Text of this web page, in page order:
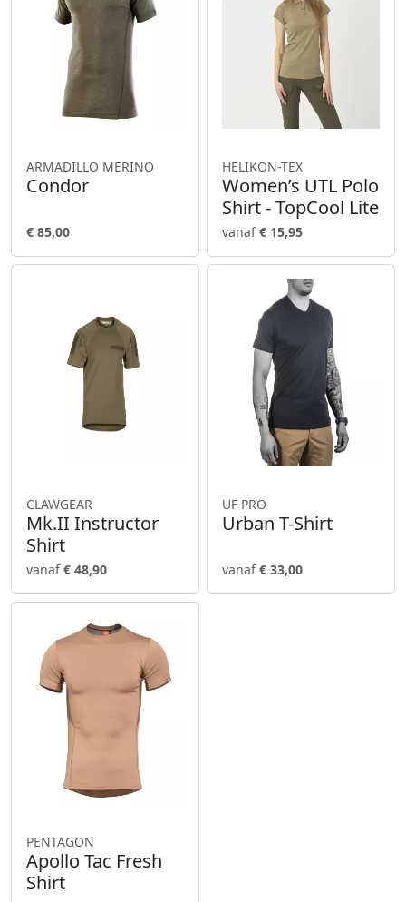
ARMADILLO MERINO
Condor
€ 85,00
HELIKON-TEX
Women’s UTL Polo
Shirt - TopCool Lite
vanaf€ 15,95
CLAWGEAR
Mk.II Instructor
Shirt
vanaf€ 48,90
UF PRO
Urban T-Shirt
vanaf€ 33,00
PENTAGON
Apollo Tac Fresh
Shirt